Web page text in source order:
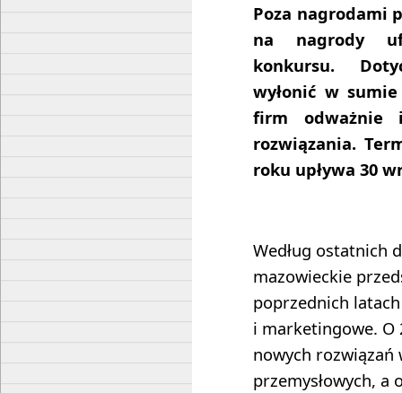
Poza nagrodami
na nagrody
konkursu.
wyłonić w
firm odważnie
rozwiązania.
roku upływa 30
Według ostatnich
mazowieckie
poprzednich
i marketingowe. O
nowych
przemysłowych, a